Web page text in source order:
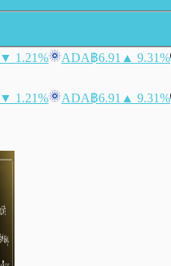
▼ 1.21% ADA฿6.91 ▲ 9.31%
▼ 1.21% ADA฿6.91 ▲ 9.31%